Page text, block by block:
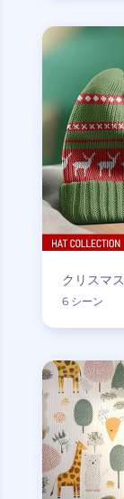
クリスマ
6 シーン